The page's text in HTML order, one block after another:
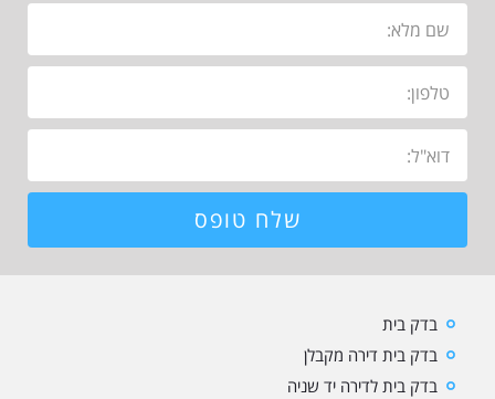
שלח טופס
בדק בית
בדק בית דירה מקבלן
בדק בית לדירה יד שניה